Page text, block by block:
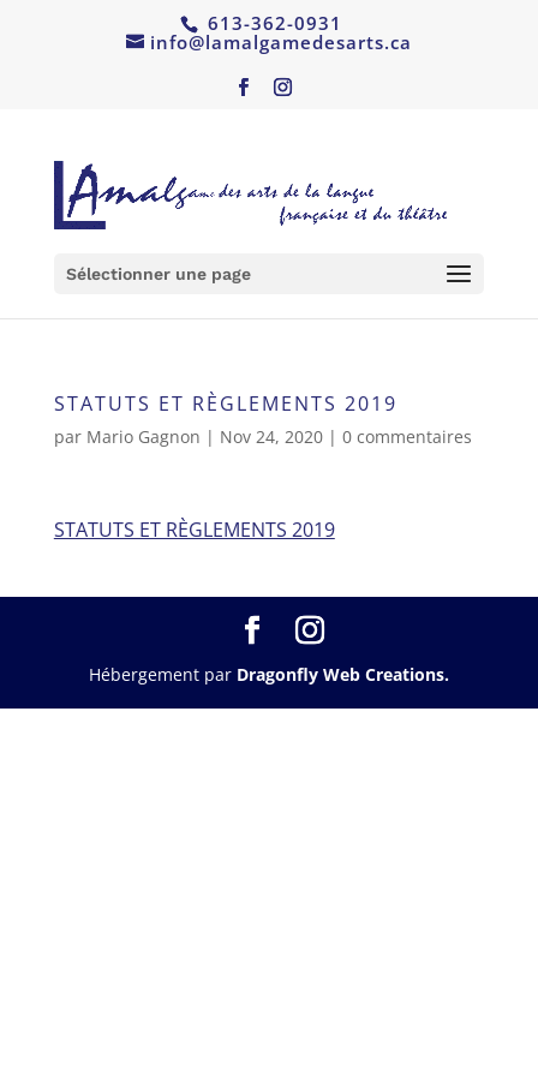
613-362-0931
info@lamalgamedesarts.ca
Sélectionner une page
STATUTS ET RÈGLEMENTS 2019
par Mario Gagnon | Nov 24, 2020| 0 commentaires
STATUTS ET RÈGLEMENTS 2019
Hébergement par Dragonfly Web Creations.